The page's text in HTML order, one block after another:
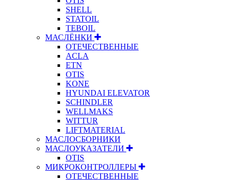
SHELL
STATOIL
TEBOIL
МАСЛЁНКИ
ОТЕЧЕСТВЕННЫЕ
ACLA
ETN
OTIS
KONE
HYUNDAI ELEVATOR
SCHINDLER
WELLMAKS
WITTUR
LIFTMATERIAL
МАСЛОСБОРНИКИ
МАСЛОУКАЗАТЕЛИ
OTIS
МИКРОКОНТРОЛЛЕРЫ
ОТЕЧЕСТВЕННЫЕ